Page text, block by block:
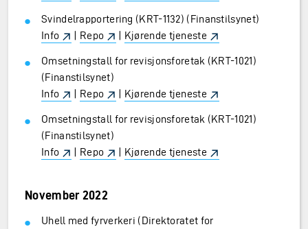
Svindelrapportering (KRT-1132) (Finanstilsynet)
Info
| Repo | Kjørende tjeneste
Omsetningstall for revisjonsforetak (KRT-1021)
(Finanstilsynet)
Info
| Repo | Kjørende tjeneste
Omsetningstall for revisjonsforetak (KRT-1021)
(Finanstilsynet)
Info
| Repo | Kjørende tjeneste
November 2022
Uhell med fyrverkeri (Direktoratet for